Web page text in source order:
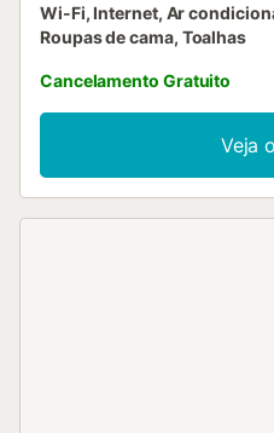
Wi-Fi, Internet, Ar
Roupas de cama, Toalhas
Cancelamento Gratuito
Veja